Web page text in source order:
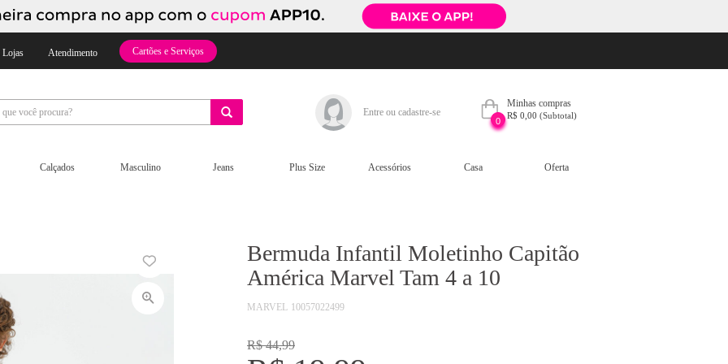
Lojas Atendimento Cartões e Serviços
Entre ou cadastre-se
0
Minhas compras
R$ 0,00 (Subtotal)
Calçados Masculino Jeans Plus Size Acessórios Casa Oferta
Bermuda Infantil Moletinho Capitão
América Marvel Tam 4 a 10
MARVEL 10057022499
R$ 44,99